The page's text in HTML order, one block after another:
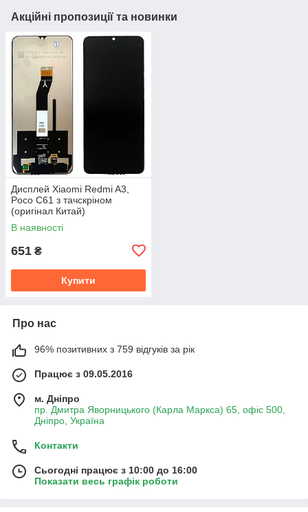
Акційні пропозиції та новинки
Дисплей Xiaomi Redmi A3,
Poco C61 з тачскріном
(оригінал Китай)
В наявності
651 ₴
Купити
Про нас
96% позитивних з 759 відгуків за рік
Працює з 09.05.2016
м. Дніпро
пр. Дмитра Яворницького (Карла Маркса) 65, офіс 500,
Дніпро, Україна
Контакти
Сьогодні працює з 10:00 до 16:00
Показати весь графік роботи